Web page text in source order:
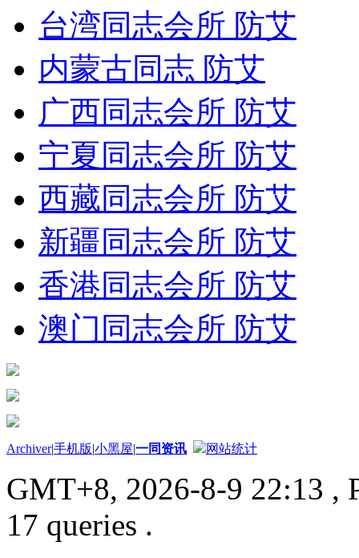
台湾同志会所 防艾
内蒙古同志 防艾
广西同志会所 防艾
宁夏同志会所 防艾
西藏同志会所 防艾
新疆同志会所 防艾
香港同志会所 防艾
澳门同志会所 防艾
Archiver|手机版|小黑屋|一同资讯 网站统计
GMT+8, 2026-8-9 22:13 ,
17 queries .